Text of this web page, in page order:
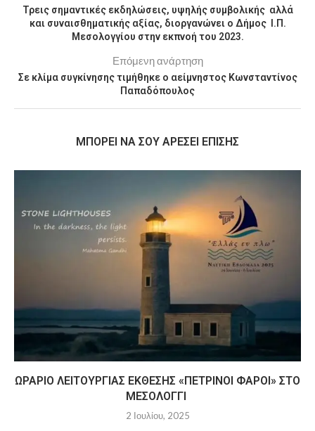
Τρεις σημαντικές εκδηλώσεις, υψηλής συμβολικής αλλά
και συναισθηματικής αξίας, διοργανώνει ο Δήμος Ι.Π.
Μεσολογγίου στην εκπνοή του 2023.
Επόμενη ανάρτηση
Σε κλίμα συγκίνησης τιμήθηκε ο αείμνηστος Κωνσταντίνος
Παπαδόπουλος
MΠΟΡΕΊ ΝΑ ΣΟΥ ΑΡΈΣΕΙ ΕΠΊΣΗΣ
ΩΡΆΡΙΟ ΛΕΙΤΟΥΡΓΊΑΣ ΈΚΘΕΣΗΣ «ΠΈΤΡΙΝΟΙ ΦΆΡΟΙ» ΣΤΟ
ΜΕΣΟΛΌΓΓΙ
2 Ιουλίου, 2025